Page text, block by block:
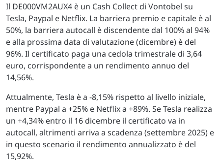
Il DE000VM2AUX4 è un Cash Collect di Vontobel su
Tesla, Paypal e Netflix. La barriera premio e capitale è al
50%, la barriera autocall è discendente dal 100% al 94%
e alla prossima data di valutazione (dicembre) è del
96%. Il certificato paga una cedola trimestrale di 3,64
euro, corrispondente a un rendimento annuo del
14,56%.
Attualmente, Tesla è a -8,15% rispetto al livello iniziale,
mentre Paypal a +25% e Netflix a +89%. Se Tesla realizza
un +4,34% entro il 16 dicembre il certificato va in
autocall, altrimenti arriva a scadenza (settembre 2025) e
in questo scenario il rendimento annualizzato è del
15,92%.